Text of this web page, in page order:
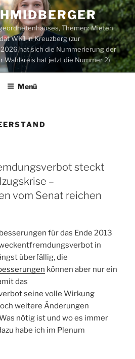
Themen: Mieten
WK1 in Kreuzberg (zur
hat sich die Nummerierung der
Wahlkreis hat jetzt die Nummer 2)
Menü
steckt
–
vom Senat reichen
für das Ende 2013
in
überfällig, die
können aber nur ein
das
seine volle Wirkung
weitere Änderungen
nötig ist und wo es immer
habe ich im Plenum